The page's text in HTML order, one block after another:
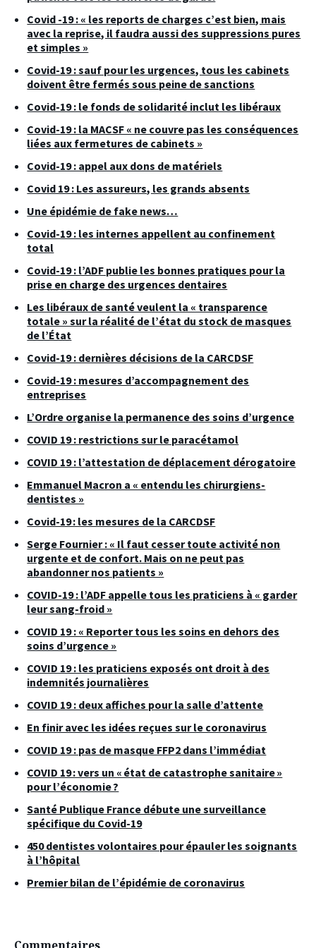
Covid -19 : « les reports de charges c’est bien, mais
avec la reprise, il faudra aussi des suppressions pures
et simples »
Covid-19 : sauf pour les urgences, tous les cabinets
doivent être fermés sous peine de sanctions
Covid-19 : le fonds de solidarité inclut les libéraux
Covid-19 : la MACSF « ne couvre pas les conséquences
liées aux fermetures de cabinets »
Covid-19 : appel aux dons de matériels
Covid 19 : Les assureurs, les grands absents
Une épidémie de fake news…
Covid-19 : les internes appellent au confinement
total
Covid-19 : l’ADF publie les bonnes pratiques pour la
prise en charge des urgences dentaires
Les libéraux de santé veulent la « transparence
totale » sur la réalité de l’état du stock de masques
de l’État
Covid-19 : dernières décisions de la CARCDSF
Covid-19 : mesures d’accompagnement des
entreprises
L’Ordre organise la permanence des soins d’urgence
COVID 19 : restrictions sur le paracétamol
COVID 19 : l’attestation de déplacement dérogatoire
Emmanuel Macron a « entendu les chirurgiens-
dentistes »
Covid-19 : les mesures de la CARCDSF
Serge Fournier : « Il faut cesser toute activité non
urgente et de confort. Mais on ne peut pas
abandonner nos patients »
COVID-19 : l’ADF appelle tous les praticiens à « garder
leur sang-froid »
COVID 19 : « Reporter tous les soins en dehors des
soins d’urgence »
COVID 19 : les praticiens exposés ont droit à des
indemnités journalières
COVID 19 : deux affiches pour la salle d’attente
En finir avec les idées reçues sur le coronavirus
COVID 19 : pas de masque FFP2 dans l’immédiat
COVID 19 : vers un « état de catastrophe sanitaire »
pour l’économie ?
Santé Publique France débute une surveillance
spécifique du Covid-19
450 dentistes volontaires pour épauler les soignants
à l’hôpital
Premier bilan de l’épidémie de coronavirus